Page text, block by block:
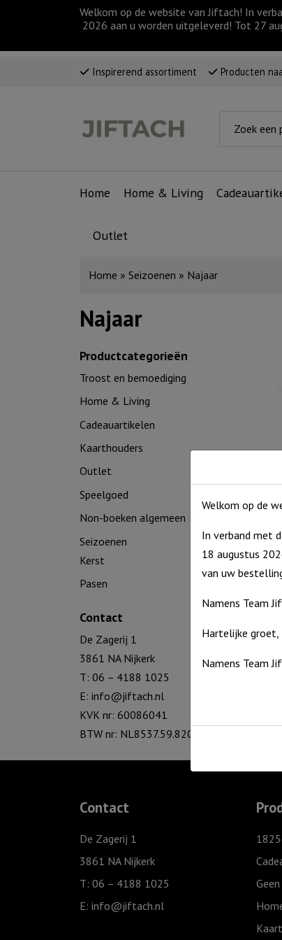
Welkom op de website van Jiftach! In
2026 aan u worden uitgeleverd! Tot 27
Inspirerend assortiment Producten
Home Home & Living
Outlet
Home » Seizoenen » Najaar
Najaar
Productcategorieën
Troost en bemoediging
Home & Living
Cadeauartikelen
Kaarthouders
Outlet
Speelgoed
Non-boeken algemeen
Seizoenen
Kerst
Pasen
Contact
De Zagerij 1
3861 NA Nijkerk
T: 06 – 4188 1025
E: info@jiftach.nl
KVK nr: 60086041
BTW nr: NL8537.59.820.B01
Contact
De Zagerij 1
3861 NA Nijkerk
T: 06 – 4188 1025
E: info@jiftach.nl
Welkom op de
In verband met
18 augustus
van uw
Namens Team
Hartelijke groet,
Namens Team